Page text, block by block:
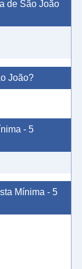
de São João
João?
- 5
Mínima - 5